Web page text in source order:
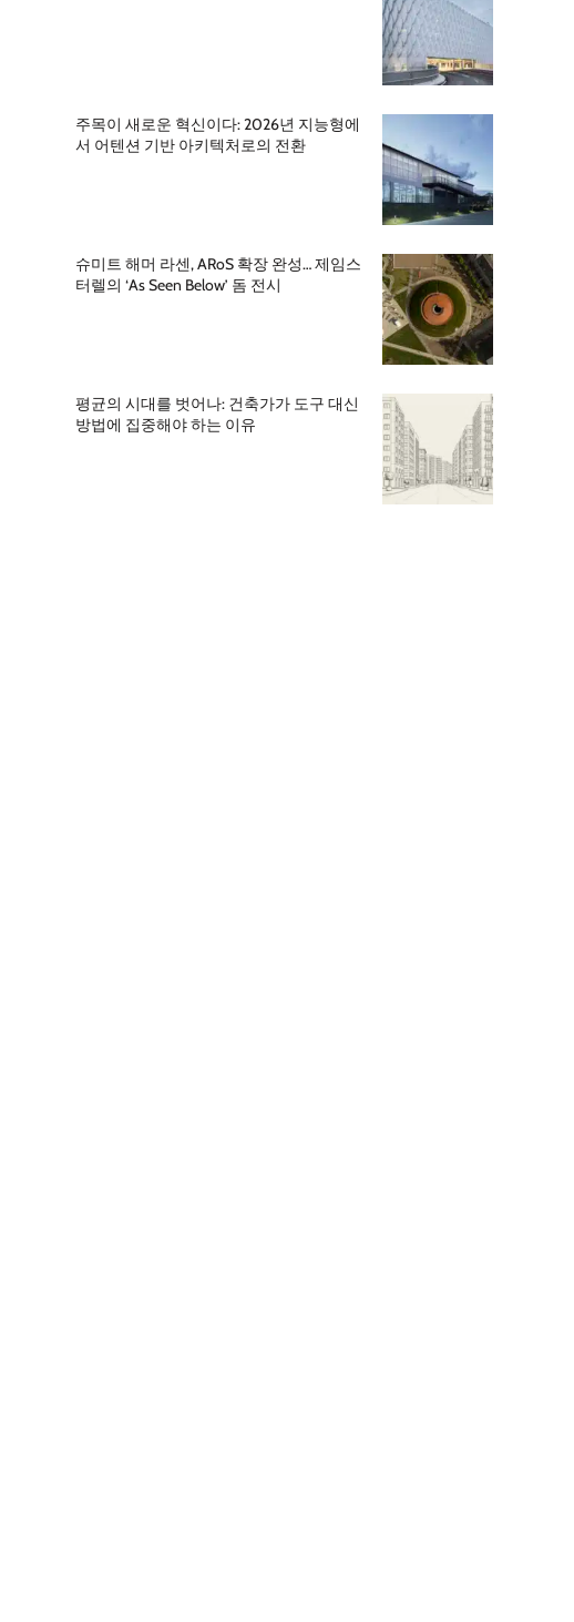
주목이 새로운 혁신이다: 2026년 지능형에
서 어텐션 기반 아키텍처로의 전환
슈미트 해머 라센, ARoS 확장 완성… 제임스
터렐의 ‘As Seen Below’ 돔 전시
평균의 시대를 벗어나: 건축가가 도구 대신
방법에 집중해야 하는 이유